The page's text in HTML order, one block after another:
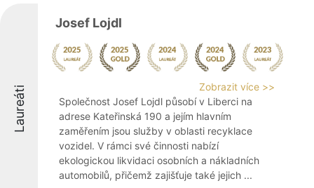
Laureáti
Josef Lojdl
Zobrazit více >>
Společnost Josef Lojdl působí v Liberci na
adrese Kateřinská 190 a jejím hlavním
zaměřením jsou služby v oblasti recyklace
vozidel. V rámci své činnosti nabízí
ekologickou likvidaci osobních a nákladních
automobilů, přičemž zajišťuje také jejich ...